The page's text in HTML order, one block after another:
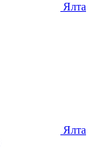
Ялта
Ялта